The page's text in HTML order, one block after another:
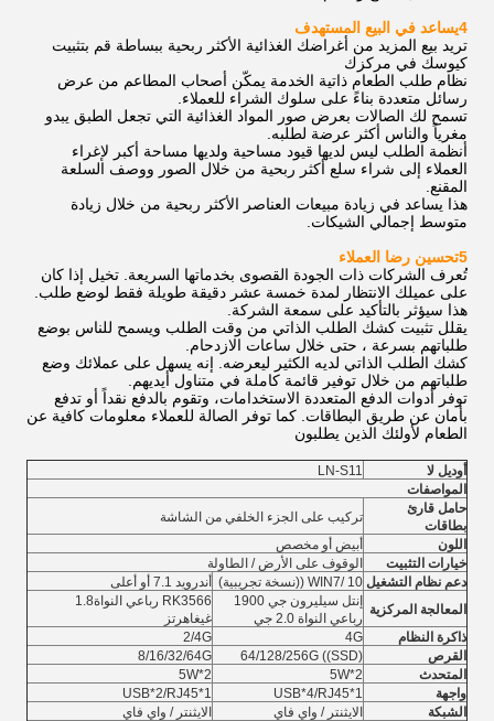
4يساعد في البيع المستهدف
تريد بيع المزيد من أغراضك الغذائية الأكثر ربحية ببساطة قم بتثبيت
كيوسك في مركزك
نظام طلب الطعام ذاتية الخدمة يمكّن أصحاب المطاعم من عرض
رسائل متعددة بناءً على سلوك الشراء للعملاء.
تسمح لك الصالات بعرض صور المواد الغذائية التي تجعل الطبق يبدو
مغرياً والناس أكثر عرضة لطلبه.
أنظمة الطلب ليس لديها قيود مساحية ولديها مساحة أكبر لإغراء
العملاء إلى شراء سلع أكثر ربحية من خلال الصور ووصف السلعة
المقنع.
هذا يساعد في زيادة مبيعات العناصر الأكثر ربحية من خلال زيادة
متوسط إجمالي الشيكات.
5تحسين رضا العملاء
تُعرف الشركات ذات الجودة القصوى بخدماتها السريعة. تخيل إذا كان
على عميلك الانتظار لمدة خمسة عشر دقيقة طويلة فقط لوضع طلب.
هذا سيؤثر بالتأكيد على سمعة الشركة.
يقلل تثبيت كشك الطلب الذاتي من وقت الطلب ويسمح للناس بوضع
طلباتهم بسرعة ، حتى خلال ساعات الازدحام.
كشك الطلب الذاتي لديه الكثير ليعرضه. إنه يسهل على عملائك وضع
طلباتهم من خلال توفير قائمة كاملة في متناول أيديهم.
توفر أدوات الدفع المتعددة الاستخدامات، وتقوم بالدفع نقداً أو تدفع
بأمان عن طريق البطاقات. كما توفر الصالة للعملاء معلومات كافية عن
الطعام لأولئك الذين يطلبون
أوديل لا
LN-S11
المواصفات
حامل قارئ
بطاقات
تركيب على الجزء الخلفي من الشاشة
اللون
أبيض أو مخصص
خيارات التثبيت
الوقوف على الأرض / الطاولة
دعم نظام التشغيل WIN7/ 10 ((نسخة تجريبية)
أندرويد 7.1 أو أعلى
المعالجة المركزية
إنتل سيليرون جي 1900
رباعي النواة 2.0 جي
RK3566 رباعي النواة1.8
غيغاهرتز
ذاكرة النظام
4G
2/4G
القرص
64/128/256G ((SSD)
8/16/32/64G
المتحدث
5W*2
5W*2
واجهة
USB*4/RJ45*1
USB*2/RJ45*1
الشبكة
الايثنتر / واي فاي
الايثنتر / واي فاي